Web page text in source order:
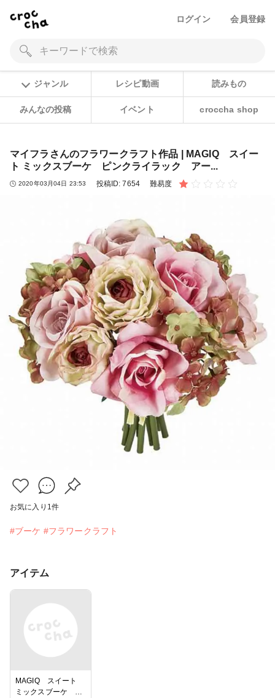
ログイン 会員登録
ジャンル レシピ動画 読みもの
みんなの投稿 イベント croccha shop
マイフラさんのフラワークラフト作品 | MAGIQ スイー
ト ミックスブーケ ピンクライラック アー...
2020年03月04日 23:53 投稿ID:7654 難易度
お気に入り 1 件
#ブーケ #フラワークラフト
アイテム
MAGIQ スイート
ミックスブーケ ピ